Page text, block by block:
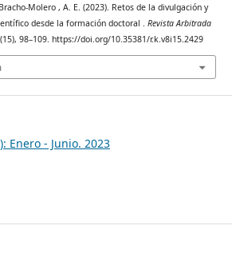
Molero , A. E. (2023). Retos de la divulgación y
desde la formación doctoral . Revista Arbitrada
(15), 98–109. https://doi.org/10.35381/r.k.v8i15.2429
Enero - Junio. 2023